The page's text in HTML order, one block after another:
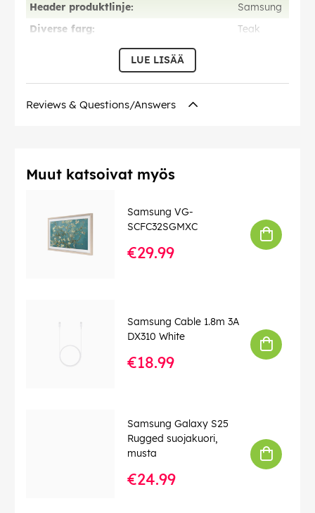
Header produktlinje:
Samsung
Diverse farg:
Teak
Matt och vikt brutto/emballagets djup:
Allmant/kompatibel skarmstorlek:
Kompatibilitetsinformation/designat
Diverse fargkategori:
Beige
Header marke:
Samsung
komponenter/emballagets matt bxdxh
119.2 cm x 9 cm
cm / 910 g
Plast
VG-SCFA50TK
Av komponenter/rekommenderad
LUE LISÄÄ
Reviews & Questions/Answers
Muut katsoivat myös
Samsung VG-
SCFC32SGMXC
€29.99
Samsung Cable 1.8m 3A
DX310 White
€18.99
Samsung Galaxy S25
Rugged suojakuori,
musta
€24.99